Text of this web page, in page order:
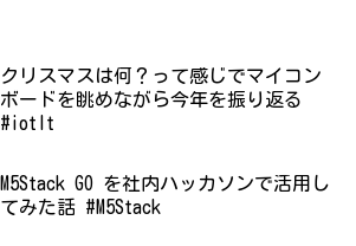
クリスマスは何？って感じでマイコン
ボードを眺めながら今年を振り返る
#iotlt
M5Stack GO を社内ハッカソンで活用し
てみた話 #M5Stack